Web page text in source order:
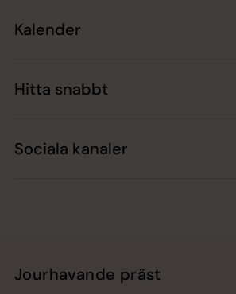
Kalender
Hitta snabbt
Sociala kanaler
Jourhavande präst